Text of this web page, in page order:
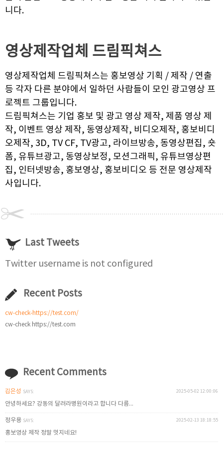
니다.
영상제작업체 드림픽쳐스
영상제작업체 드림픽쳐스는 홍보영상 기획 / 제작 / 연출
등 각자 다른 분야에서 일하던 사람들이 모인 광고영상 프
로젝트 그룹입니다.
드림픽쳐스는 기업 홍보 및 광고 영상 제작, 제품 영상 제
작, 이벤트 영상 제작, 동영상제작, 비디오제작, 홍보비디
오제작, 3D, TV CF, TV광고, 라이브방송, 동영상편집, 숏
폼, 유튜브광고, 동영상보정, 모션그래픽, 유튜브영상편
집, 인터넷방송, 홍보영상, 홍보비디오 등 전문 영상제작
사입니다.
Last Tweets
Twitter username is not configured
Recent Posts
cw-check-https://test.com/
cw-check https://test.com
Recent Comments
김은성 SAYS: 2025-05-02 12:00:06
안녕하세요? 강동의 달려라병원이라고 합니다 다름...
정우용 SAYS: 2025-02-13 18:18:55
홍보영상 제작 정말 멋지네요!